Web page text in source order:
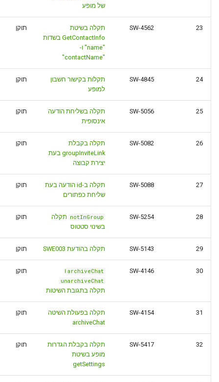
של מופע
23
SW-4562
תקלה בשיטת
GetContactInfo בשדות
"name" ו-
"contactName"
תוקן
24
SW-4845
תקלות בקישור חשבון
למופע
תוקן
25
SW-5056
תקלה בשליחת הודעה
אינסופית
תוקן
26
SW-5082
תקלה בקבלת
groupInviteLink בעת
יצירת קבוצה
תוקן
27
SW-5088
תקלה ב-id הודעה בעת
שליחת כפתורים
תוקן
28
SW-5254
notInGroup תקלה
בשינוי סטטוס
תוקן
29
SW-5143 תקלה בהודעת SWE003 תוקן
30
SW-4146
archiveChat ו
unarchiveChat
תקלה בתגובת השיטות
תוקן
31
SW-4154
תקלה בפעולת השיטה
archiveChat
תוקן
32
SW-5417
תקלה בקבלת הגדרות
מופע בשיטת
getSettings
תוקן